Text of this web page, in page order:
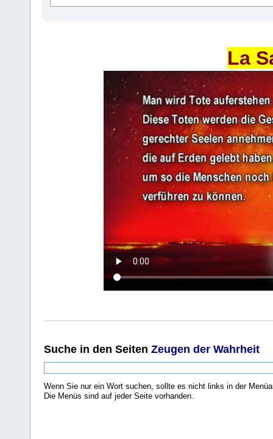
La
Suche in den Seiten Zeugen der Wahrheit
Wenn Sie nur ein Wort suchen, sollte es nicht links in der
Die Menüs sind auf jeder Seite vorhanden..